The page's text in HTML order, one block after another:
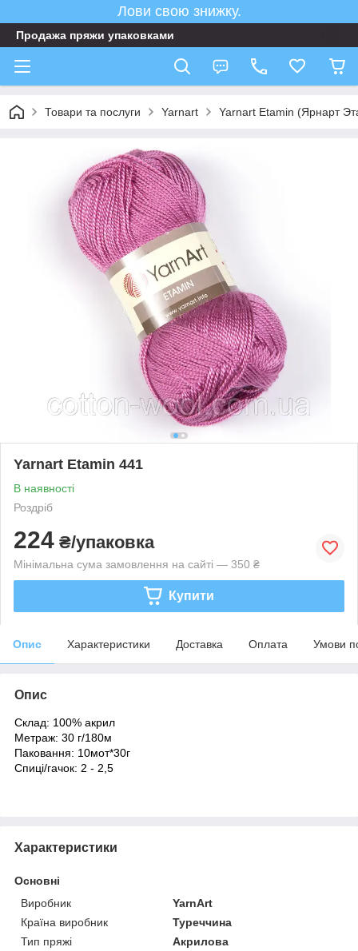
Лови свою знижку.
Продажа пряжи упаковками
Товари та послуги Yarnart Yarnart Etamin (Ярнарт
Yarnart Etamin 441
В наявності
Роздріб
224 ₴/упаковка
Мінімальна сума замовлення на сайті — 350 ₴
Купити
Опис Характеристики Доставка Оплата Умови
Опис
Склад: 100% акрил
Метраж: 30 г/180м
Паковання: 10мот*30г
Спиці/гачок: 2 - 2,5
Характеристики
Основні
Виробник
YarnArt
Країна виробник
Туреччина
Тип пряжі
Акрилова